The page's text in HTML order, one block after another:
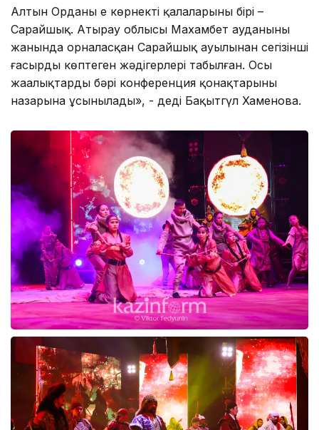
Алтын Орданың ең көрнекті қалаларының бірі –
Сарайшық. Атырау облысы Махамбет ауданының
жанында орналасқан Сарайшық ауылынан сегізінші
ғасырдың көптеген жәдігерлері табылған. Осы
жаңалықтардың бәрі конференция қонақтарыныңң
назарына ұсынылады», - деді Бақытгүл Хаменова.